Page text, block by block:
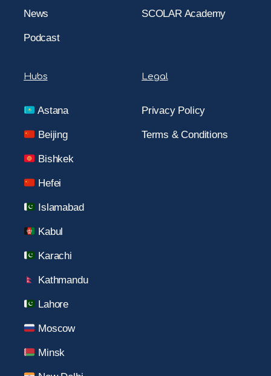
News
Podcast
SCOLAR Academy
Hubs
Astana
Beijing
Bishkek
Hefei
Islamabad
Kabul
Karachi
Kathmandu
Lahore
Moscow
Minsk
Legal
Privacy Policy
Terms & Conditions